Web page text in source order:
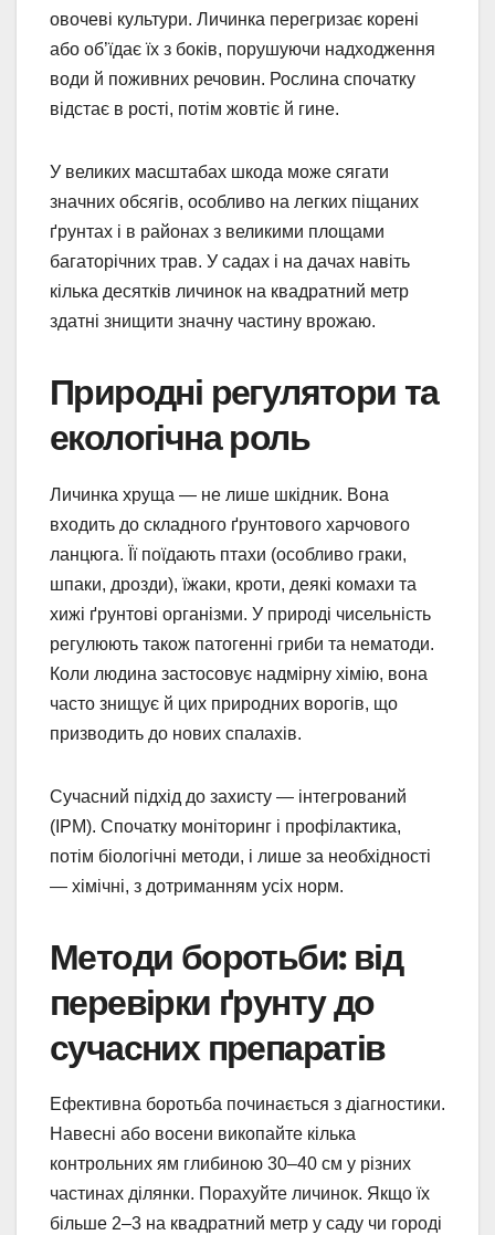
овочеві культури. Личинка перегризає корені
або об’їдає їх з боків, порушуючи надходження
води й поживних речовин. Рослина спочатку
відстає в рості, потім жовтіє й гине.
У великих масштабах шкода може сягати
значних обсягів, особливо на легких піщаних
ґрунтах і в районах з великими площами
багаторічних трав. У садах і на дачах навіть
кілька десятків личинок на квадратний метр
здатні знищити значну частину врожаю.
Природні регулятори та
екологічна роль
Личинка хруща — не лише шкідник. Вона
входить до складного ґрунтового харчового
ланцюга. Її поїдають птахи (особливо граки,
шпаки, дрозди), їжаки, кроти, деякі комахи та
хижі ґрунтові організми. У природі чисельність
регулюють також патогенні гриби та нематоди.
Коли людина застосовує надмірну хімію, вона
часто знищує й цих природних ворогів, що
призводить до нових спалахів.
Сучасний підхід до захисту — інтегрований
(IPM). Спочатку моніторинг і профілактика,
потім біологічні методи, і лише за необхідності
— хімічні, з дотриманням усіх норм.
Методи боротьби: від
перевірки ґрунту до
сучасних препаратів
Ефективна боротьба починається з діагностики.
Навесні або восени викопайте кілька
контрольних ям глибиною 30–40 см у різних
частинах ділянки. Порахуйте личинок. Якщо їх
більше 2–3 на квадратний метр у саду чи городі